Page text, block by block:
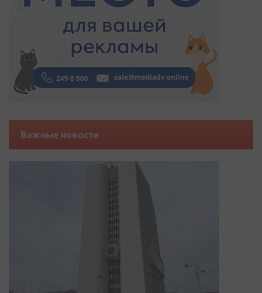
Важные новости